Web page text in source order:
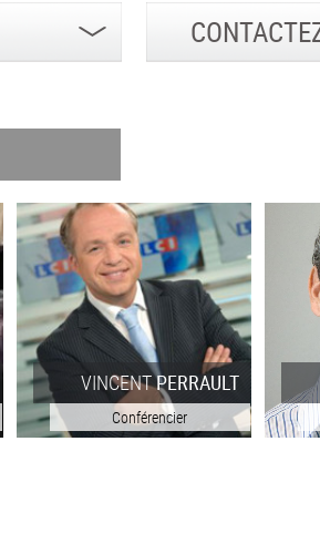
VINCENTPERRAULT
Conférencier